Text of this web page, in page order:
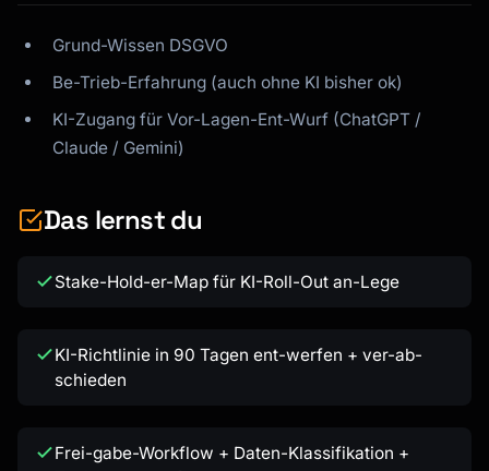
Grund-Wissen DSGVO
Be-Trieb-Erfahrung (auch ohne KI bisher ok)
KI-Zugang für Vor-Lagen-Ent-Wurf (ChatGPT /
Claude / Gemini)
Das lernst du
Stake-Hold-er-Map für KI-Roll-Out an-Lege
KI-Richtlinie in 90 Tagen ent-werfen + ver-ab-
schieden
Frei-gabe-Workflow + Daten-Klassifikation +